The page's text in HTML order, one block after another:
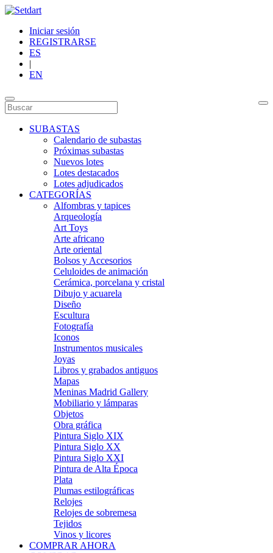
Iniciar sesión
REGISTRARSE
ES
|
EN
SUBASTAS
Calendario de subastas
Próximas subastas
Nuevos lotes
Lotes destacados
Lotes adjudicados
CATEGORÍAS
Alfombras y tapices
Arqueología
Art Toys
Arte africano
Arte oriental
Bolsos y Accesorios
Celuloides de animación
Cerámica, porcelana y cristal
Dibujo y acuarela
Diseño
Escultura
Fotografía
Iconos
Instrumentos musicales
Joyas
Libros y grabados antiguos
Mapas
Meninas Madrid Gallery
Mobiliario y lámparas
Objetos
Obra gráfica
Pintura Siglo XIX
Pintura Siglo XX
Pintura Siglo XXI
Pintura de Alta Época
Plata
Plumas estilográficas
Relojes
Relojes de sobremesa
Tejidos
Vinos y licores
COMPRAR AHORA